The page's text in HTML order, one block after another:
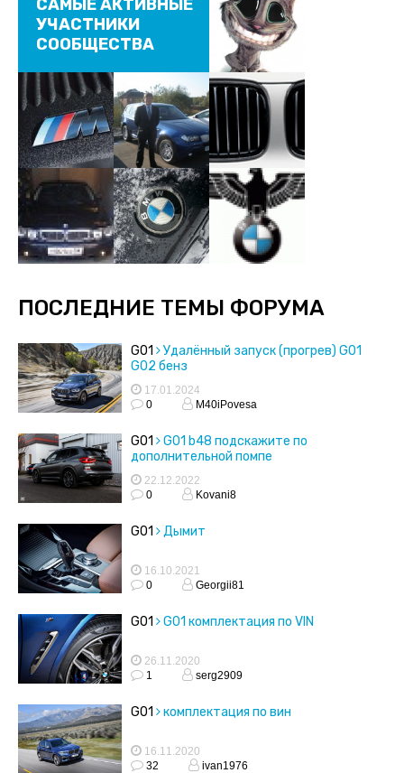
САМЫЕ АКТИВНЫЕ
УЧАСТНИКИ
СООБЩЕСТВА
ПОСЛЕДНИЕ ТЕМЫ ФОРУМА
G01
Удалённый запуск (прогрев) G01
G02 бенз
17.01.2024
0
M40iPovesa
G01
G01 b48 подскажите по
дополнительной помпе
22.12.2022
0
Kovani8
G01 Дымит
16.10.2021
0
Georgii81
G01 G01 комплектация по VIN
26.11.2020
1
serg2909
G01 комплектация по вин
16.11.2020
32
ivan1976